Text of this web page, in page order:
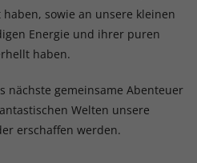
sowie an unsere kleinen
Energie und ihrer puren
haben.
nächste gemeinsame Abenteuer
Welten unsere
erschaffen werden.